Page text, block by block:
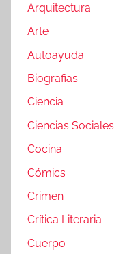
Arquitectura
Arte
Autoayuda
Biografias
Ciencia
Ciencias Sociales
Cocina
Cómics
Crimen
Crítica Literaria
Cuerpo